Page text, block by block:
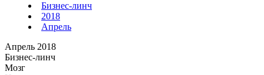
Бизнес-линч
2018
Апрель
Апрель 2018
Бизнес-линч
Мозг